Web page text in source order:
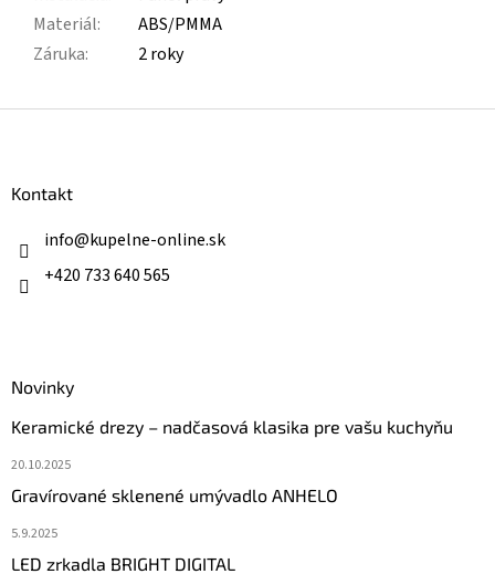
Materiál:
ABS/PMMA
Záruka: 2 roky
Kontakt
info@kupelne-online.sk
+420 733 640 565
Novinky
Keramické drezy – nadčasová klasika pre vašu kuchyňu
20.10.2025
Gravírované sklenené umývadlo ANHELO
5.9.2025
LED zrkadla BRIGHT DIGITAL